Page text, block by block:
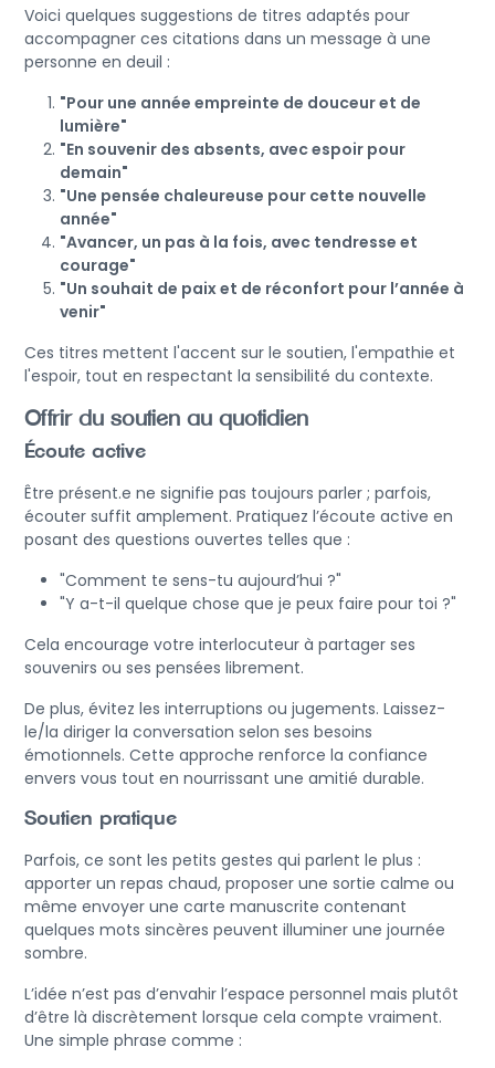
Voici quelques suggestions de titres adaptés pour
accompagner ces citations dans un message à une
personne en deuil :
"Pour une année empreinte de douceur et de
lumière"
"En souvenir des absents, avec espoir pour
demain"
"Une pensée chaleureuse pour cette nouvelle
année"
"Avancer, un pas à la fois, avec tendresse et
courage"
"Un souhait de paix et de réconfort pour l’année à
venir"
Ces titres mettent l'accent sur le soutien, l'empathie et
l'espoir, tout en respectant la sensibilité du contexte.
Offrir du soutien au quotidien
Écoute active
Être présent.e ne signifie pas toujours parler ; parfois,
écouter suffit amplement. Pratiquez l’écoute active en
posant des questions ouvertes telles que :
"Comment te sens-tu aujourd’hui ?"
"Y a-t-il quelque chose que je peux faire pour toi ?"
Cela encourage votre interlocuteur à partager ses
souvenirs ou ses pensées librement.
De plus, évitez les interruptions ou jugements. Laissez-
le/la diriger la conversation selon ses besoins
émotionnels. Cette approche renforce la confiance
envers vous tout en nourrissant une amitié durable.
Soutien pratique
Parfois, ce sont les petits gestes qui parlent le plus :
apporter un repas chaud, proposer une sortie calme ou
même envoyer une carte manuscrite contenant
quelques mots sincères peuvent illuminer une journée
sombre.
L’idée n’est pas d’envahir l’espace personnel mais plutôt
d’être là discrètement lorsque cela compte vraiment.
Une simple phrase comme :